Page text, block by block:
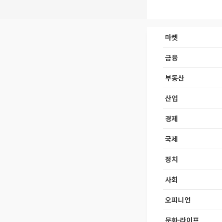
마켓
금융
부동산
산업
경제
국제
정치
사회
오피니언
문화·라이프